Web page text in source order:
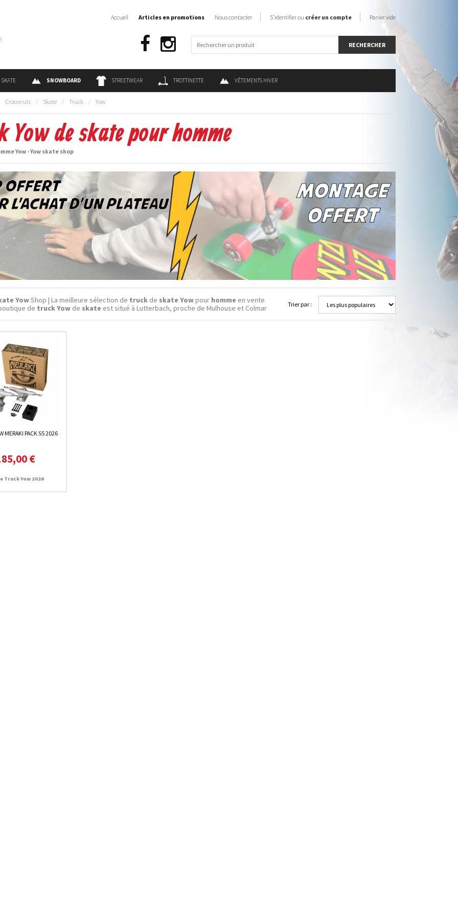
SKATE SNOWBOARD STREETWEAR TROTTINETTE VÊTEMENTS HIVER
Accueil Articles en promotions Nous contacter S'identifier ou créer un compte Panier vide
Croconuts / Skate / Truck / Yow
Yow de skate pour homme
Yow - Yow skate shop
Trier par :
YowShop | La meilleure sélection de truck de skate Yowpour homme en vente
de truck Yow de skate est situé à Lutterbach, proche de Mulhouse et Colmar
MERAKI PACK S5 2026
€
Truck Yow 2026